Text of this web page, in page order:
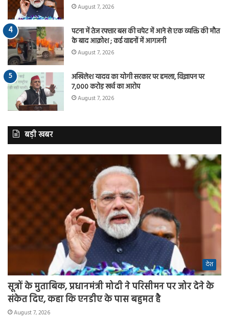
August 7, 2026
पटना में तेज रफ्तार बस की चपेट में आने से एक व्यक्ति की मौत
के बाद आक्रोश ; कई वाहनों में आगजनी
August 7, 2026
अखिलेश यादव का योगी सरकार पर हमला, विज्ञापन पर
7,000 करोड़ खर्च का आरोप
August 7, 2026
बड़ी खबर
देश
सूत्रों के मुताबिक, प्रधानमंत्री मोदी ने परिसीमन पर जोर देने के
संकेत दिए, कहा कि एनडीए के पास बहुमत है
August 7, 2026